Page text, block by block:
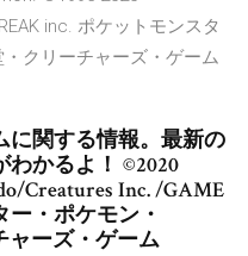
inc. ポケットモンスタ
クリーチャーズ・ゲーム
に関する情報。最新の
かるよ！ ©2020
Creatures Inc. /GAME
ー・ポケモン・
ャーズ・ゲーム